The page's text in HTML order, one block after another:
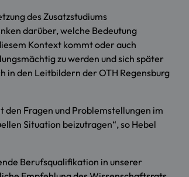
des Zusatzstudiums
darüber, welche Bedeutung
Kontext kommt oder auch
zu werden und sich später
in den Leitbildern der OTH Regensburg
Fragen und Problemstellungen im
Situation beizutragen“, so Hebel
Berufsqualifikation in unserer